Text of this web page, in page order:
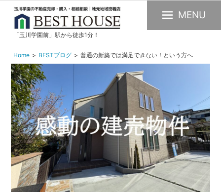
玉
川
学
園
の
不
動
産
購
入・
売
却・
「玉川学園前」駅から徒歩1分！
MENU
Home BESTブログ 普通の新築では満足できない！という方へ